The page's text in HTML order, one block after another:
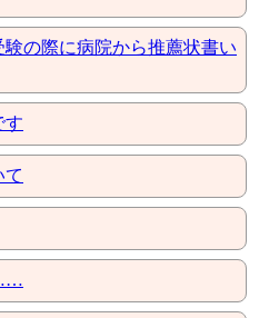
験の際に病院から推薦状書い
す
て